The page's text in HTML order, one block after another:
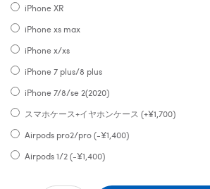
iPhone XR
iPhone xs max
iPhone x/xs
iPhone 7 plus/8 plus
iPhone 7/8/se 2(2020)
スマホケース+イヤホンケース (+¥1,700)
Airpods pro2/pro (-¥1,400)
Airpods 1/2 (-¥1,400)